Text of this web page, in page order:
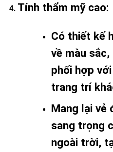
Tính thẩm mỹ cao:
Có thiết kế
về màu sắc,
phối hợp
trang trí
Mang lại vẻ
sang trọng
ngoài trời,